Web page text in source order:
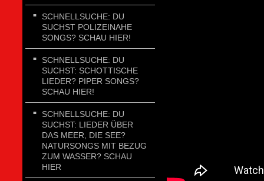
SCHNELLSUCHE: DU
SUCHST POLIZEINAHE
SONGS? SCHAU HIER!
SCHNELLSUCHE: DU
SUCHST: SCHOTTISCHE
LIEDER? PIPER SONGS?
SCHAU HIER!
SCHNELLSUCHE: DU
SUCHST: LIEDER ÜBER
DAS MEER, DIE SEE?
NATURSONGS MIT BEZUG
ZUM WASSER? SCHAU
HIER